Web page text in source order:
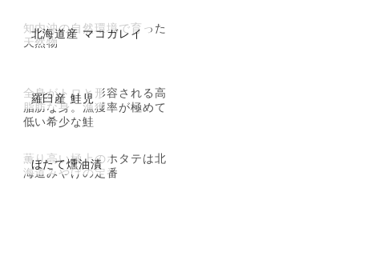
北海道産 マコガレイ
知内沖の自然環境で育った
天然物
羅臼産 鮭児
全身がトロと形容される高
脂肪な身。漁獲率が極めて
低い希少な鮭
ほたて燻油漬
薫り高い極上のホタテは北
海道みやげの定番